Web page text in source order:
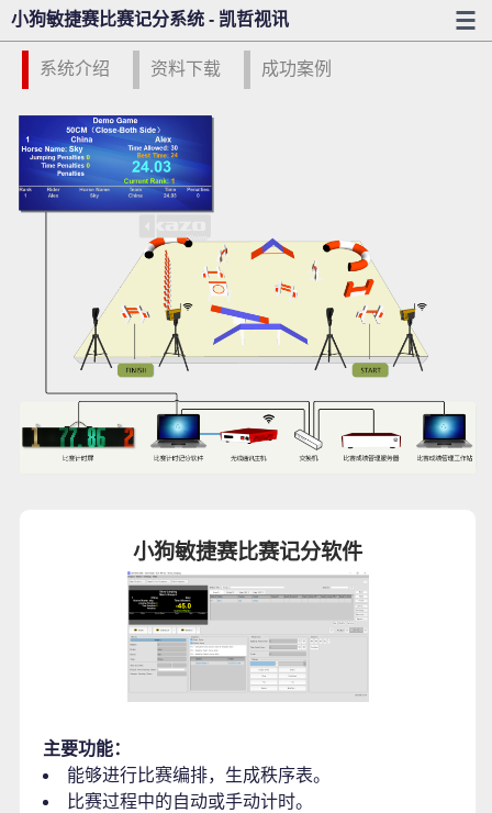
小狗敏捷赛比赛记分系统 - 凯哲视讯
系统介绍 资料下载 成功案例
小狗敏捷赛比赛记分软件
主要功能：
能够进行比赛编排，生成秩序表。
比赛过程中的自动或手动计时。